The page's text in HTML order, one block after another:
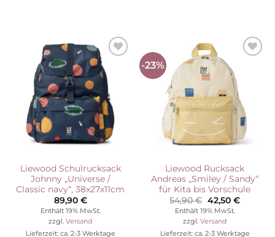
Auf die
Wunschliste
Liewood Schulrucksack
Johnny „Universe /
Classic navy“, 38x27x11cm
89,90 €
Enthält 19% MwSt.
zzgl. Versand
Lieferzeit: ca. 2-3 Werktage
-23%
Auf die
Wunschliste
Liewood Rucksack
Andreas „Smiley / Sandy“
für Kita bis Vorschule
54,90€ Ursprünglicher
Preis
war:
54,90 €
42,50 €
Enthält 19% MwSt.
zzgl. Versand
Lieferzeit: ca. 2-3 Werktage